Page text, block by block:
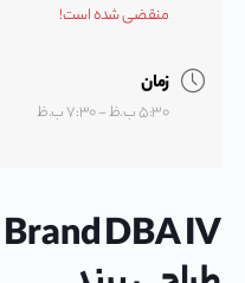
منقضی شده است!
زمان
۵:۳۰ ب.ظ - ۷:۳۰ ب.ظ